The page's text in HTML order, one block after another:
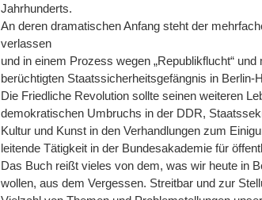
Jahrhunderts.
An deren dramatischen Anfang steht der
verlassen
und in einem Prozess wegen „Republikflucht“
berüchtigten Staatssicherheitsgefängnis in Berlin-
Die Friedliche Revolution sollte seinen weiteren
demokratischen Umbruchs in der DDR,
Kultur und Kunst in den Verhandlungen zum
leitende Tätigkeit in der Bundesakademie für
Das Buch reißt vieles von dem, was wir heute in
wollen, aus dem Vergessen. Streitbar und zur